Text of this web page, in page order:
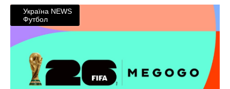
Україна NEWS
Футбол